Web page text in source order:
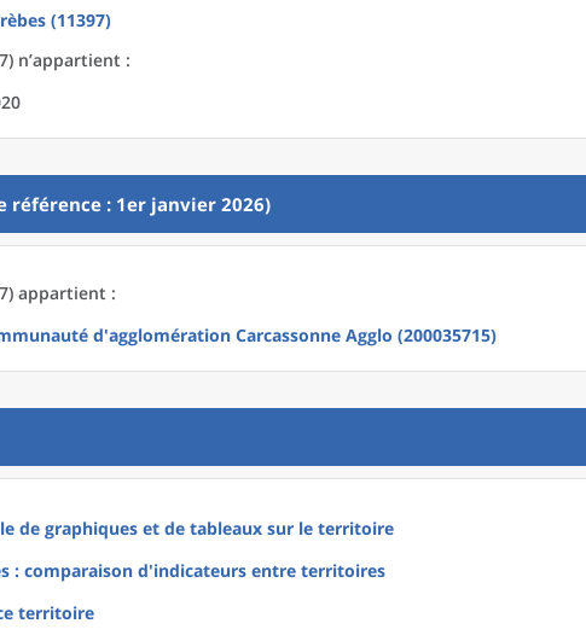
(11397)
n’appartient :
: 1er janvier 2026)
appartient :
d'agglomération Carcassonne Agglo (200035715)
de graphiques et de tableaux sur le territoire
: comparaison d'indicateurs entre territoires
territoire